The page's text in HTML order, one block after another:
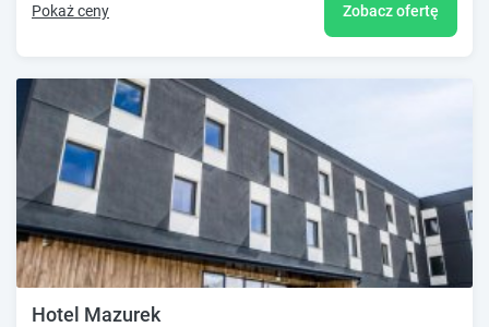
Pokaż ceny Zobacz ofertę
Hotel Mazurek